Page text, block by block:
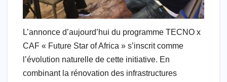
L’annonce d’aujourd’hui du programme TECNO x
CAF « Future Star of Africa » s’inscrit comme
l’évolution naturelle de cette initiative. En
combinant la rénovation des infrastructures